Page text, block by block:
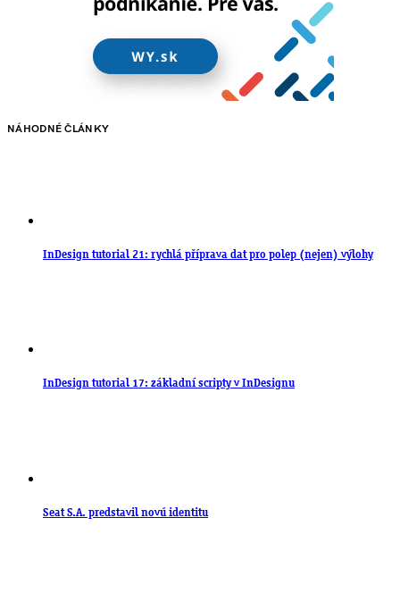
NÁHODNÉ ČLÁNKY
InDesign tutorial 21: rychlá příprava dat pro polep (nejen) výlohy
InDesign tutorial 17: základní scripty v InDesignu
Seat S.A. predstavil novú identitu